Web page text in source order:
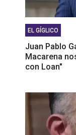
EL GÍGLICO
Juan Pablo
Macarena
con Loan"